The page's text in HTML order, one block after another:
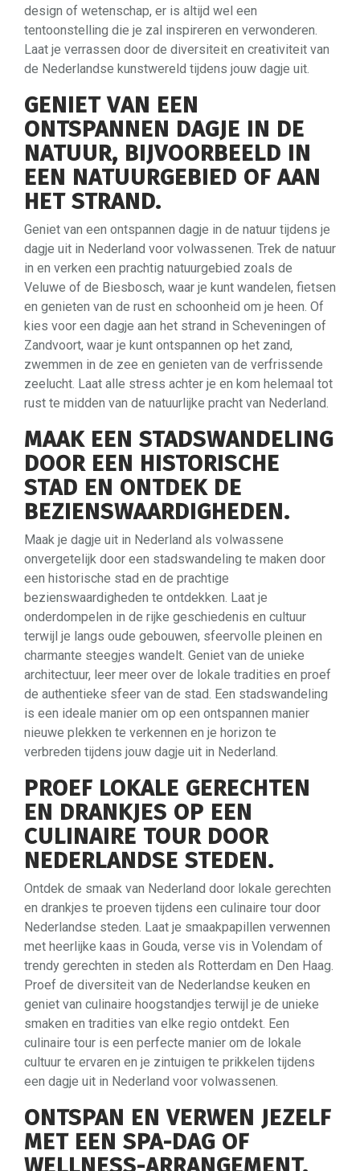
design of wetenschap, er is altijd wel een
tentoonstelling die je zal inspireren en verwonderen.
Laat je verrassen door de diversiteit en creativiteit van
de Nederlandse kunstwereld tijdens jouw dagje uit.
GENIET VAN EEN
ONTSPANNEN DAGJE IN DE
NATUUR, BIJVOORBEELD IN
EEN NATUURGEBIED OF AAN
HET STRAND.
Geniet van een ontspannen dagje in de natuur tijdens je
dagje uit in Nederland voor volwassenen. Trek de natuur
in en verken een prachtig natuurgebied zoals de
Veluwe of de Biesbosch, waar je kunt wandelen, fietsen
en genieten van de rust en schoonheid om je heen. Of
kies voor een dagje aan het strand in Scheveningen of
Zandvoort, waar je kunt ontspannen op het zand,
zwemmen in de zee en genieten van de verfrissende
zeelucht. Laat alle stress achter je en kom helemaal tot
rust te midden van de natuurlijke pracht van Nederland.
MAAK EEN STADSWANDELING
DOOR EEN HISTORISCHE
STAD EN ONTDEK DE
BEZIENSWAARDIGHEDEN.
Maak je dagje uit in Nederland als volwassene
onvergetelijk door een stadswandeling te maken door
een historische stad en de prachtige
bezienswaardigheden te ontdekken. Laat je
onderdompelen in de rijke geschiedenis en cultuur
terwijl je langs oude gebouwen, sfeervolle pleinen en
charmante steegjes wandelt. Geniet van de unieke
architectuur, leer meer over de lokale tradities en proef
de authentieke sfeer van de stad. Een stadswandeling
is een ideale manier om op een ontspannen manier
nieuwe plekken te verkennen en je horizon te
verbreden tijdens jouw dagje uit in Nederland.
PROEF LOKALE GERECHTEN
EN DRANKJES OP EEN
CULINAIRE TOUR DOOR
NEDERLANDSE STEDEN.
Ontdek de smaak van Nederland door lokale gerechten
en drankjes te proeven tijdens een culinaire tour door
Nederlandse steden. Laat je smaakpapillen verwennen
met heerlijke kaas in Gouda, verse vis in Volendam of
trendy gerechten in steden als Rotterdam en Den Haag.
Proef de diversiteit van de Nederlandse keuken en
geniet van culinaire hoogstandjes terwijl je de unieke
smaken en tradities van elke regio ontdekt. Een
culinaire tour is een perfecte manier om de lokale
cultuur te ervaren en je zintuigen te prikkelen tijdens
een dagje uit in Nederland voor volwassenen.
ONTSPAN EN VERWEN JEZELF
MET EEN SPA-DAG OF
WELLNESS-ARRANGEMENT.